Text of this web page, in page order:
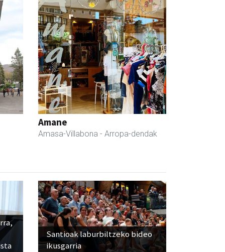
Amane
Amasa-Villabona - Arropa-dendak
Santioak laburbiltzeko bideo
ikusgarria